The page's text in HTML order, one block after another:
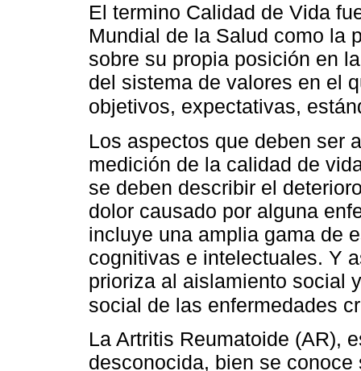
El termino Calidad de Vida
Mundial de la Salud como la
sobre su propia posición en
del sistema de valores en el
objetivos, expectativas,
Los aspectos que deben ser
medición de la calidad de
se deben describir el
dolor causado por alguna
incluye una amplia gama de
cognitivas e intelectuales. Y
prioriza al aislamiento social
social de las enfermedades
La Artritis Reumatoide (AR),
desconocida, bien se